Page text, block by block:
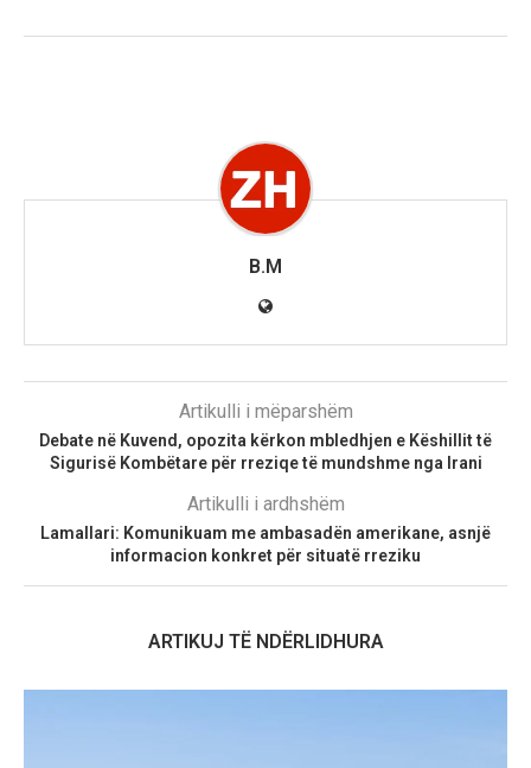
B.M
Artikulli i mëparshëm
Debate në Kuvend, opozita kërkon mbledhjen e Këshillit të
Sigurisë Kombëtare për rreziqe të mundshme nga Irani
Artikulli i ardhshëm
Lamallari: Komunikuam me ambasadën amerikane, asnjë
informacion konkret për situatë rreziku
ARTIKUJ TË NDËRLIDHURA